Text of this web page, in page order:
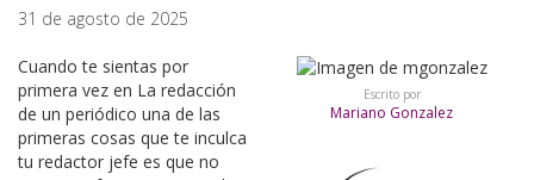
31 de agosto de 2025
Escrito por
Mariano Gonzalez
Cuando te sientas por
primera vez en La redacción
de un periódico una de las
primeras cosas que te inculca
tu redactor jefe es que no